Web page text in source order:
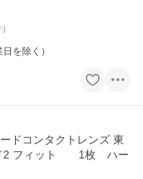
）
を除く）
ドコンタクトレンズ 東
ド2 フィット 1枚 ハー